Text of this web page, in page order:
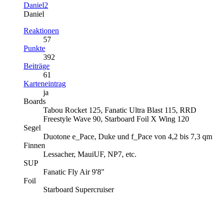
Daniel2
Daniel
Reaktionen
57
Punkte
392
Beiträge
61
Karteneintrag
ja
Boards
Tabou Rocket 125, Fanatic Ultra Blast 115, RRD
Freestyle Wave 90, Starboard Foil X Wing 120
Segel
Duotone e_Pace, Duke und f_Pace von 4,2 bis 7,3 qm
Finnen
Lessacher, MauiUF, NP7, etc.
SUP
Fanatic Fly Air 9'8"
Foil
Starboard Supercruiser